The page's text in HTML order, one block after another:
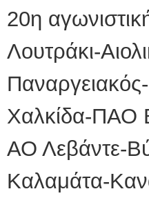
20η
Λουτράκι-
Χαλκίδα-ΠΑΟ
ΑΟ Λεβάντε-
Καλαμάτα-